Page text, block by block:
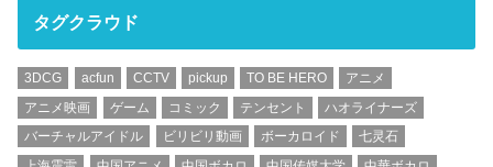
タグクラウド
3DCG acfun CCTV pickup TO BE HERO
アニメ
アニメ映画
ゲーム コミック テンセント
ハオライナーズ
バーチャルアイドル
ビリビリ動画 ボーカロイド
七灵石